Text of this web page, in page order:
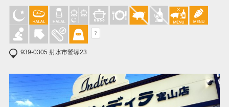
?
939-0305 射水市鷲塚23